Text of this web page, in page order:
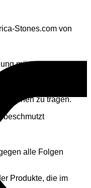
Stones.com von
müssen vom
ordnungsgemäss
Ihnen zu tragen.
beschmutzt
alle Folgen
Produkte, die im